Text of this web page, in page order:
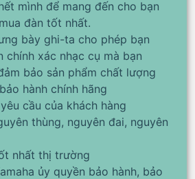
mình để mang đến cho bạn
đàn tốt nhất.
bày ghi-ta cho phép bạn
chính xác nhạc cụ mà bạn
bảo sản phẩm chất lượng
hành chính hãng
cầu của khách hàng
thùng, nguyên đai, nguyên
nhất thị trường
ủy quyền bảo hành, bảo